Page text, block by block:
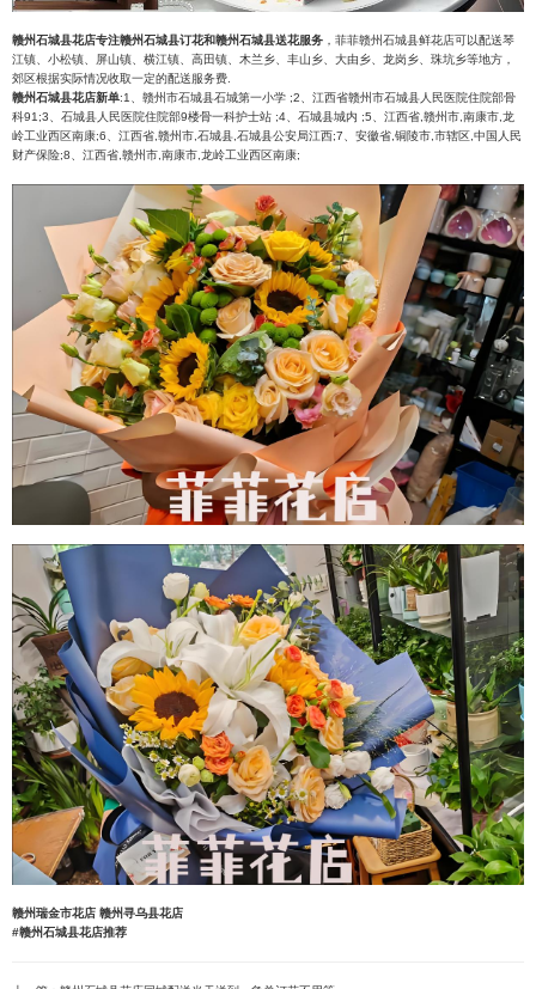
赣州石城县花店专注赣州石城县订花和赣州石城县送花服务 ，菲菲赣州石城县鲜花店可以配送琴
江镇、小松镇、屏山镇、横江镇、高田镇、木兰乡、丰山乡、大由乡、龙岗乡、珠坑乡等地方，
郊区根据实际情况收取一定的配送服务费.
赣州石城县花店新单:1、赣州市石城县石城第一小学 ;2、江西省赣州市石城县人民医院住院部骨
科91;3、石城县人民医院住院部9楼骨一科护士站 ;4、石城县城内 ;5、江西省,赣州市,南康市,龙
岭工业西区南康;6、江西省,赣州市,石城县,石城县公安局江西;7、安徽省,铜陵市,市辖区,中国人民
财产保险;8、江西省,赣州市,南康市,龙岭工业西区南康;
赣州瑞金市花店 赣州寻乌县花店
#赣州石城县花店推荐